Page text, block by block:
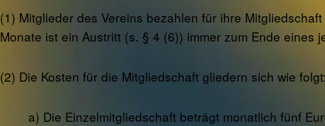
(1) Mitglieder des Vereins bezahlen für ihre
Monate ist ein Austritt (s. § 4 (6)) immer zum Ende eines
(2) Die Kosten für die Mitgliedschaft gliedern sich wie folgt:
a) Die Einzelmitgliedschaft beträgt monatlich fünf